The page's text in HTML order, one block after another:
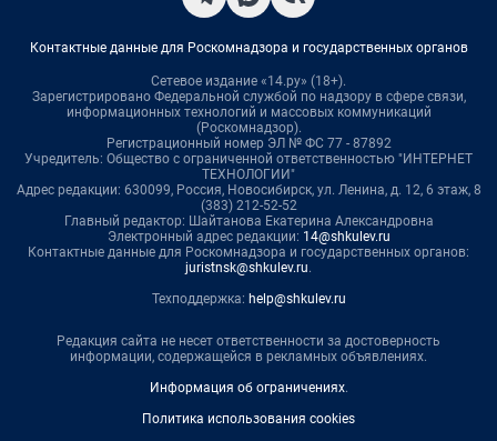
Контактные данные для Роскомнадзора и государственных органов
Сетевое издание «14.ру» (18+).
Зарегистрировано Федеральной службой по надзору в сфере связи,
информационных технологий и массовых коммуникаций
(Роскомнадзор).
Регистрационный номер ЭЛ № ФС 77 - 87892
Учредитель: Общество с ограниченной ответственностью "ИНТЕРНЕТ
ТЕХНОЛОГИИ"
Адрес редакции: 630099, Россия, Новосибирск, ул. Ленина, д. 12, 6 этаж, 8
(383) 212-52-52
Главный редактор: Шайтанова Екатерина Александровна
Электронный адрес редакции: 14@shkulev.ru
Контактные данные для Роскомнадзора и государственных органов:
juristnsk@shkulev.ru.
Техподдержка: help@shkulev.ru
Редакция сайта не несет ответственности за достоверность
информации, содержащейся в рекламных объявлениях.
Информация об ограничениях.
Политика использования cookies